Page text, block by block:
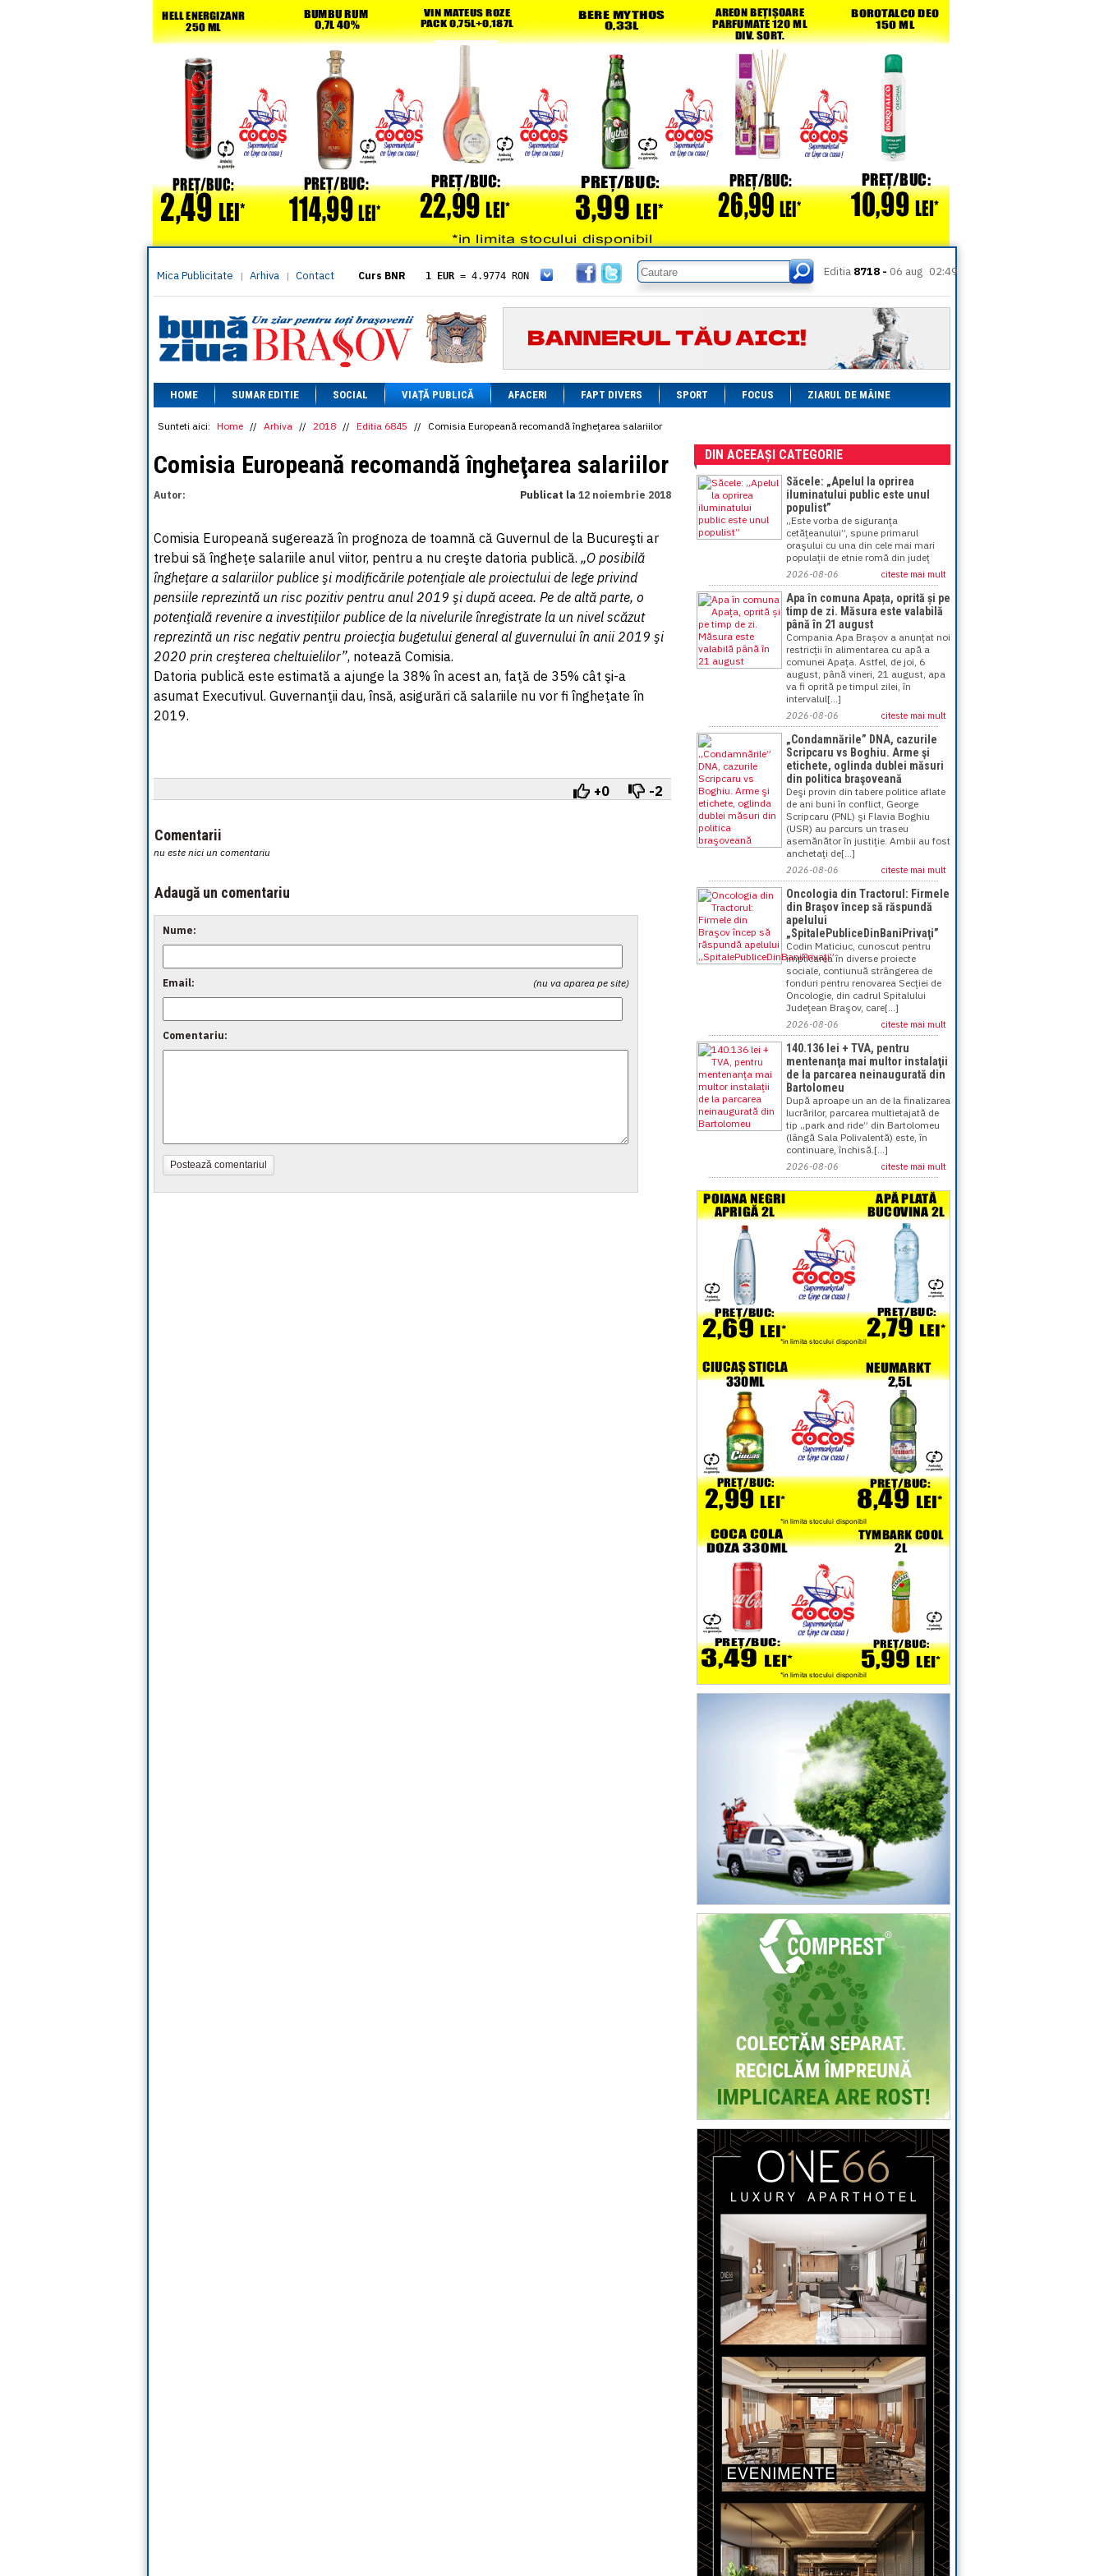
Mica Publicitate | Arhiva | Contact Curs BNR 1 EUR = 4.9774 RON
= 5.8304 RON
1 XAU= 464.4611 RON
1 AED= 1.1933 RON
1 AUD= 2.7957 RON
1 BGN= 2.5449 RON
1 CAD= 3.1559 RON
1 CHF= 5.2813 RON
1 CNY= 0.6015 RON
1 DKK= 0.6668 RON
1 EGP= 0.0860 RON
= 0.0513 RON
1 MDL= 0.2538 RON
1 MXN= 0.2227 RON
1 NOK
= 0.4191 RON
1 NZD
= 2.6097 RON
1 PLN= 1.1646 RON
1 RSD= 0.0425 RON
1 RUB = 0.0530 RON
= 0.4526 RON
1 TRY
1 UAH= 0.1048 RON
1 XDR
= 5.9383 RON
1 ZAR
= 0.2318 RON
Editia 8718 - 06 aug 02:49
HOME SUMAR EDITIE SOCIAL VIAȚĂ PUBLICĂ AFACERI FAPT DIVERS SPORT FOCUS ZIARUL DE MÂINE
Sunteti aici: Home // Arhiva // 2018 // Editia 6845 // Comisia Europeană recomandă îngheţarea salariilor
Comisia Europeană recomandă îngheţarea salariilor
Autor: Publicat la 12 noiembrie 2018
Comisia Europeană sugerează în prognoza de toamnă că Guvernul de la Bucureşti ar
trebui să îngheţe salariile anul viitor, pentru a nu creşte datoria publică. „O posibilă
îngheţare a salariilor publice şi modificările potenţiale ale proiectului de lege privind
pensiile reprezintă un risc pozitiv pentru anul 2019 şi după aceea. Pe de altă parte, o
potenţială revenire a investiţiilor publice de la nivelurile înregistrate la un nivel scăzut
reprezintă un risc negativ pentru proiecţia bugetului general al guvernului în anii 2019 şi
2020 prin creşterea cheltuielilor”, notează Comisia.
Datoria publică este estimată a ajunge la 38% în acest an, faţă de 35% cât şi-a
asumat Executivul. Guvernanţii dau, însă, asigurări că salariile nu vor fi îngheţate în
2019.
+0 -2
Comentarii
nu este nici un comentariu
Adaugă un comentariu
Nume:
(nu va aparea pe site)
Email:
Comentariu:
Postează comentariul
DIN ACEEAȘI CATEGORIE
Săcele: „Apelul la oprirea
iluminatului public este unul
populist”
„Este vorba de siguranţa
cetăţeanului”, spune primarul
oraşului cu una din cele mai mari
populaţii de etnie romă din judeţ
2026-08-06 citeste mai mult
Apa în comuna Apața, oprită și pe
timp de zi. Măsura este valabilă
până în 21 august
Compania Apa Brașov a anunțat noi
restricții în alimentarea cu apă a
comunei Apața. Astfel, de joi, 6
august, până vineri, 21 august, apa
va fi oprită pe timpul zilei, în
intervalul[...]
2026-08-06 citeste mai mult
„Condamnările” DNA, cazurile
Scripcaru vs Boghiu. Arme şi
etichete, oglinda dublei măsuri
din politica braşoveană
Deşi provin din tabere politice aflate
de ani buni în conflict, George
Scripcaru (PNL) şi Flavia Boghiu
(USR) au parcurs un traseu
asemănător în justiţie. Ambii au fost
anchetaţi de[...]
2026-08-06 citeste mai mult
Oncologia din Tractorul: Firmele
din Braşov încep să răspundă
apelului
„SpitalePubliceDinBaniPrivaţi”
Codin Maticiuc, cunoscut pentru
implicarea în diverse proiecte
sociale, contiunuă strângerea de
fonduri pentru renovarea Secţiei de
Oncologie, din cadrul Spitalului
Judeţean Braşov, care[...]
2026-08-06 citeste mai mult
140.136 lei + TVA, pentru
mentenanţa mai multor instalaţii
de la parcarea neinaugurată din
Bartolomeu
După aproape un an de la finalizarea
lucrărilor, parcarea multietajată de
tip „park and ride” din Bartolomeu
(lângă Sala Polivalentă) este, în
continuare, închisă.[...]
2026-08-06 citeste mai mult